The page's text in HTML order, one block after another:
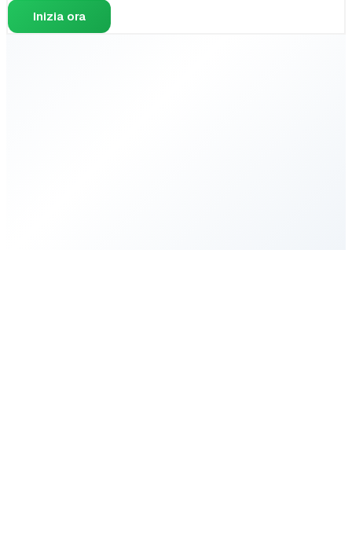
Inizia ora